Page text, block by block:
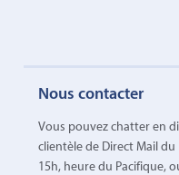
Nous contacter
Vous pouvez chatter en
clientèle de Direct Mail
15h, heure du Pacifique,